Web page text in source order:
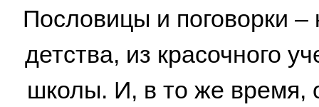
Пословицы и поговорки –
детства, из красочного
школы. И, в то же время,